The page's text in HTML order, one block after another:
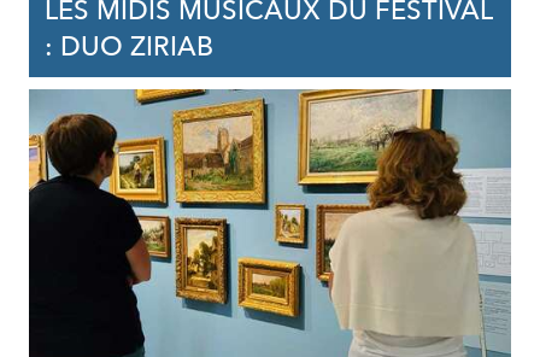
LES MIDIS MUSICAUX DU FESTIVAL
: DUO ZIRIAB